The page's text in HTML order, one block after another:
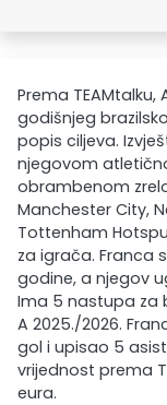
Prema
godišnjeg
popis ciljeva.
njegovom
obrambenom
Manchester City,
Tottenham
za igrača. Franca
godine, a njegov
Ima 5 nastupa za
A 2025./2026.
gol i upisao 5
vrijednost prema
eura.